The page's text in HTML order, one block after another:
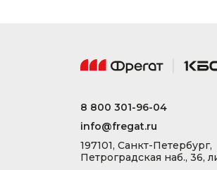
8 800 301-96-04
info@fregat.ru
197101, Санкт-Петербург,
Петроградская наб., 36,